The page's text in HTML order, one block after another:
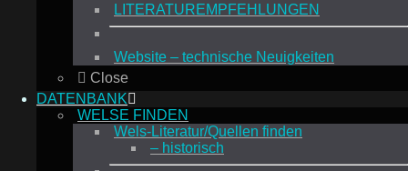
LITERATUREMPFEHLUNGEN
Website – technische Neuigkeiten
Close
DATENBANK
WELSE FINDEN
Wels-Literatur/Quellen finden
– historisch